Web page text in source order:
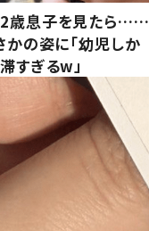
歳息子を見たら……
かの姿に「幼児しか
すぎるw」